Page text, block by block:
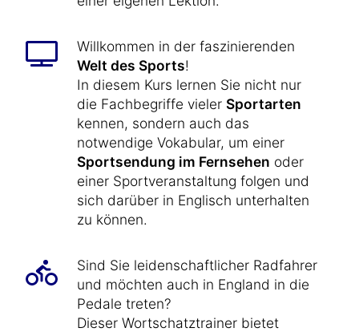
Willkommen in der faszinierenden
Welt des Sports!
In diesem Kurs lernen Sie nicht nur
die Fachbegriffe vieler Sportarten
kennen, sondern auch das
notwendige Vokabular, um einer
Sportsendung im Fernsehen oder
einer Sportveranstaltung folgen und
sich darüber in Englisch unterhalten
zu können.
Sind Sie leidenschaftlicher Radfahrer
und möchten auch in England in die
Pedale treten?
Dieser Wortschatztrainer bietet